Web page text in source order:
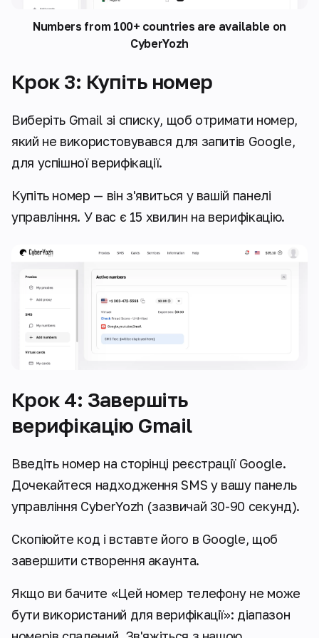
Numbers from 100+ countries are available on
CyberYozh
Крок 3: Купіть номер
Виберіть Gmail зі списку, щоб отримати номер,
який не використовувався для запитів Google,
для успішної верифікації.
Купіть номер — він з'явиться у вашій панелі
управління. У вас є 15 хвилин на верифікацію.
Крок 4: Завершіть
верифікацію Gmail
Введіть номер на сторінці реєстрації Google.
Дочекайтеся надходження SMS у вашу панель
управління CyberYozh (зазвичай 30-90 секунд).
Скопіюйте код і вставте його в Google, щоб
завершити створення акаунта.
Якщо ви бачите «Цей номер телефону не може
бути використаний для верифікації»: діапазон